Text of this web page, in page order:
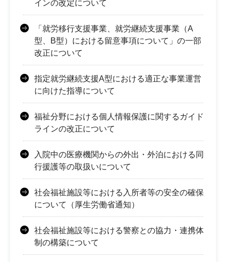
インの改定について
「就労移行支援事業、就労継続支援事業（A
型、B型）における留意事項について」の一部
改正について
指定就労継続支援A型における適正な事業運営
に向けた指導について
福祉分野における個人情報保護に関するガイド
ラインの改正について
入院中の医療機関からの外出・外泊における同
行援護等の取扱いについて
社会福祉施設等における入所者等の安全の確保
について（厚生労働省通知）
社会福祉施設等における警察との協力・連携体
制の構築について